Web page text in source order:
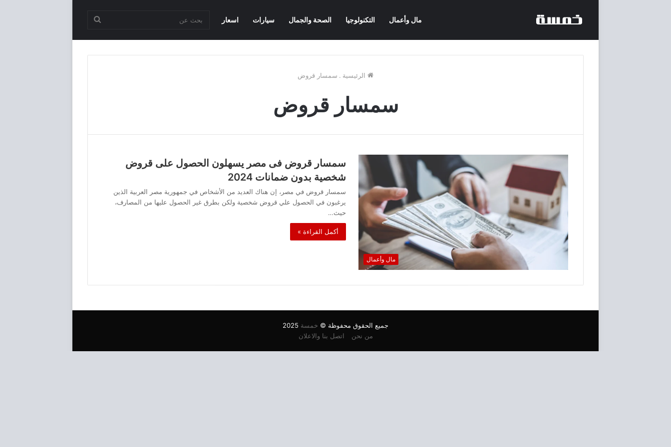
مال وأعمال التكنولوجيا الصحة والجمال سيارات اسعار
الرئيسية . سمسار قروض
سمسار قروض
مال وأعمال
سمسار قروض فى مصر يسهلون الحصول على قروض
شخصية بدون ضمانات 2024
سمسار قروض في مصر، إن هناك العديد من الأشخاص في جمهورية مصر العربية الذين
يرغبون في الحصول علي قروض شخصية ولكن بطرق غير الحصول عليها من المصارف،
حيث…
أكمل القراءة »
جميع الحقوق محفوظة © خمسة
من نحن
اتصل بنا والاعلان